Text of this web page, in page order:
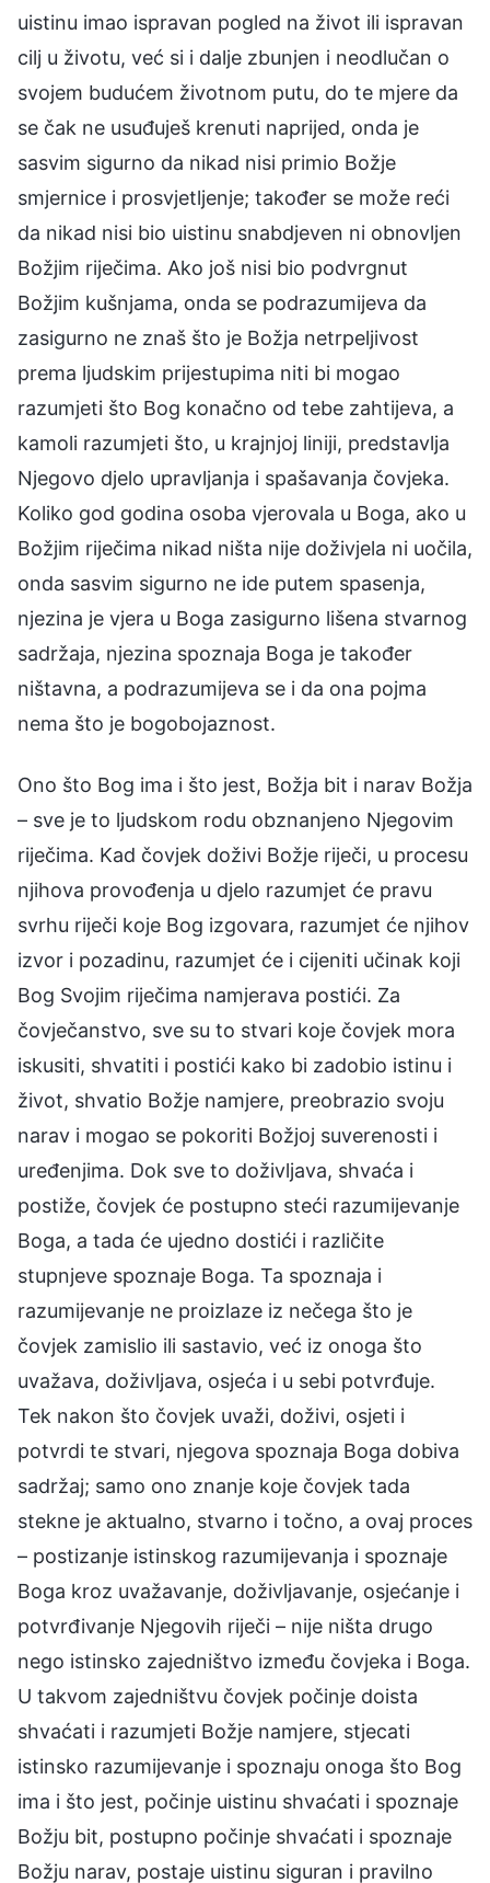
uistinu imao ispravan pogled na život ili ispravan
cilj u životu, već si i dalje zbunjen i neodlučan o
svojem budućem životnom putu, do te mjere da
se čak ne usuđuješ krenuti naprijed, onda je
sasvim sigurno da nikad nisi primio Božje
smjernice i prosvjetljenje; također se može reći
da nikad nisi bio uistinu snabdjeven ni obnovljen
Božjim riječima. Ako još nisi bio podvrgnut
Božjim kušnjama, onda se podrazumijeva da
zasigurno ne znaš što je Božja netrpeljivost
prema ljudskim prijestupima niti bi mogao
razumjeti što Bog konačno od tebe zahtijeva, a
kamoli razumjeti što, u krajnjoj liniji, predstavlja
Njegovo djelo upravljanja i spašavanja čovjeka.
Koliko god godina osoba vjerovala u Boga, ako u
Božjim riječima nikad ništa nije doživjela ni uočila,
onda sasvim sigurno ne ide putem spasenja,
njezina je vjera u Boga zasigurno lišena stvarnog
sadržaja, njezina spoznaja Boga je također
ništavna, a podrazumijeva se i da ona pojma
nema što je bogobojaznost.
Ono što Bog ima i što jest, Božja bit i narav Božja
– sve je to ljudskom rodu obznanjeno Njegovim
riječima. Kad čovjek doživi Božje riječi, u procesu
njihova provođenja u djelo razumjet će pravu
svrhu riječi koje Bog izgovara, razumjet će njihov
izvor i pozadinu, razumjet će i cijeniti učinak koji
Bog Svojim riječima namjerava postići. Za
čovječanstvo, sve su to stvari koje čovjek mora
iskusiti, shvatiti i postići kako bi zadobio istinu i
život, shvatio Božje namjere, preobrazio svoju
narav i mogao se pokoriti Božjoj suverenosti i
uređenjima. Dok sve to doživljava, shvaća i
postiže, čovjek će postupno steći razumijevanje
Boga, a tada će ujedno dostići i različite
stupnjeve spoznaje Boga. Ta spoznaja i
razumijevanje ne proizlaze iz nečega što je
čovjek zamislio ili sastavio, već iz onoga što
uvažava, doživljava, osjeća i u sebi potvrđuje.
Tek nakon što čovjek uvaži, doživi, osjeti i
potvrdi te stvari, njegova spoznaja Boga dobiva
sadržaj; samo ono znanje koje čovjek tada
stekne je aktualno, stvarno i točno, a ovaj proces
– postizanje istinskog razumijevanja i spoznaje
Boga kroz uvažavanje, doživljavanje, osjećanje i
potvrđivanje Njegovih riječi – nije ništa drugo
nego istinsko zajedništvo između čovjeka i Boga.
U takvom zajedništvu čovjek počinje doista
shvaćati i razumjeti Božje namjere, stjecati
istinsko razumijevanje i spoznaju onoga što Bog
ima i što jest, počinje uistinu shvaćati i spoznaje
Božju bit, postupno počinje shvaćati i spoznaje
Božju narav, postaje uistinu siguran i pravilno